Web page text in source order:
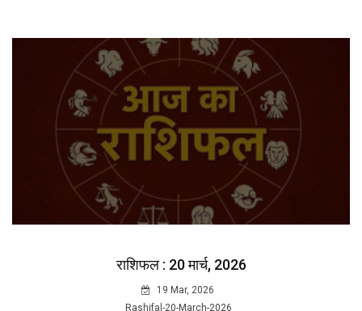
राशिफल : 20 मार्च, 2026
19 Mar, 2026
Rashifal-20-March-2026